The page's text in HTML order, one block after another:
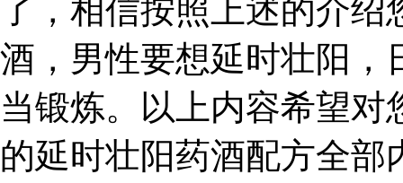
了，相信按照上述的介
酒，男性要想延时壮阳，
当锻炼。以上内容希望
的延时壮阳药酒配方全